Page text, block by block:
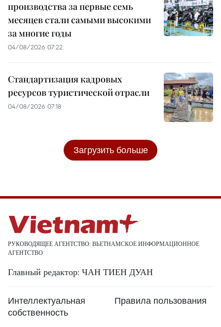
производства за первые семь
месяцев стали самыми высокими
за многие годы
04/08/2026 07:22
Стандартизация кадровых
ресурсов туристической отрасли
04/08/2026 07:18
Загрузить больше
РУКОВОДЯЩЕЕ АГЕНТСТВО: ВЬЕТНАМСКОЕ ИНФОРМАЦИОННОЕ
АГЕНТСТВО
Главный редактор: ЧАН ТИЕН ДУАН
Интеллектуальная
собственность
Правила пользования